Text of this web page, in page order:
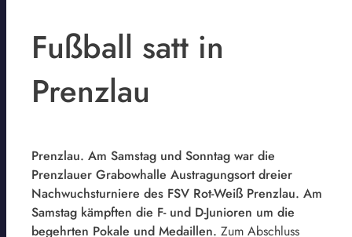
Fußball satt in
Prenzlau
Prenzlau. Am Samstag und Sonntag war die
Prenzlauer Grabowhalle Austragungsort dreier
Nachwuchsturniere des FSV Rot-Weiß Prenzlau. Am
Samstag kämpften die F- und D-Junioren um die
begehrten Pokale und Medaillen. Zum Abschluss